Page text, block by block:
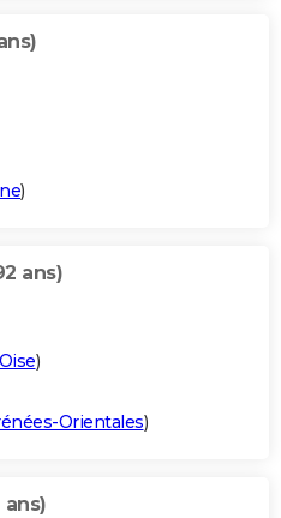
)
ans)
)
Orientales)
ans)